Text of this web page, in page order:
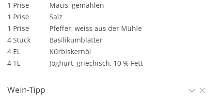
1 Prise
Macis, gemahlen
1 Prise
Salz
1 Prise
Pfeffer, weiss aus der Mühle
4 Stück
Basilikumblätter
4 EL
Kürbiskernöl
4 TL
Joghurt, griechisch, 10 % Fett
Wein-Tipp